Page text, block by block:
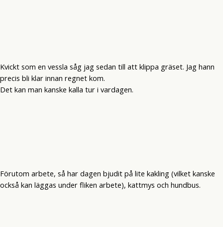
Kvickt som en vessla såg jag sedan till att klippa gräset. Jag hann
precis bli klar innan regnet kom.
Det kan man kanske kalla tur i vardagen.
Förutom arbete, så har dagen bjudit på lite kakling (vilket kanske
också kan läggas under fliken arbete), kattmys och hundbus.